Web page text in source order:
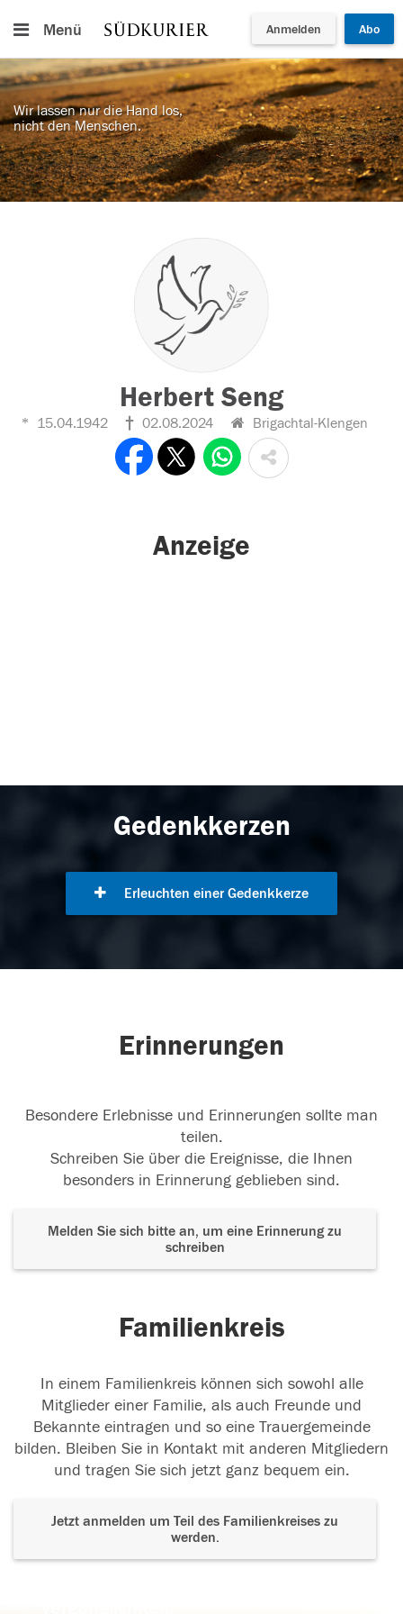
Menü Anmelden Abo
Wir lassen nur die Hand los,
nicht den Menschen.
Herbert Seng
15.04.1942 02.08.2024 Brigachtal-Klengen
Anzeige
Gedenkkerzen
Erleuchten einer Gedenkkerze
Erinnerungen
Besondere Erlebnisse und Erinnerungen sollte man
teilen.
Schreiben Sie über die Ereignisse, die Ihnen
besonders in Erinnerung geblieben sind.
Melden Sie sich bitte an, um eine Erinnerung zu
schreiben
Familienkreis
In einem Familienkreis können sich sowohl alle
Mitglieder einer Familie, als auch Freunde und
Bekannte eintragen und so eine Trauergemeinde
bilden. Bleiben Sie in Kontakt mit anderen Mitgliedern
und tragen Sie sich jetzt ganz bequem ein.
Jetzt anmelden um Teil des Familienkreises zu
werden.